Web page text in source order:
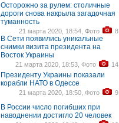
Осторожно за рулем: столичные
дороги снова накрыла загадочная
туманность
21 марта 2020, 18:54, Фото 8
В Сети появились уникальные
снимки визита президента на
Восток Украины
21 марта 2020, 18:53, Фото 14
Президенту Украины показали
корабли НАТО в Одессе
21 марта 2020, 18:50, Фото 9
В России число погибших при
наводнении достигло 20 человек